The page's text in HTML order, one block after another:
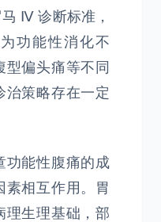
Ⅳ 诊断标准，
功能性消化不
型偏头痛等不同
治策略存在一定
功能性腹痛的成
素相互作用。胃
理生理基础，部